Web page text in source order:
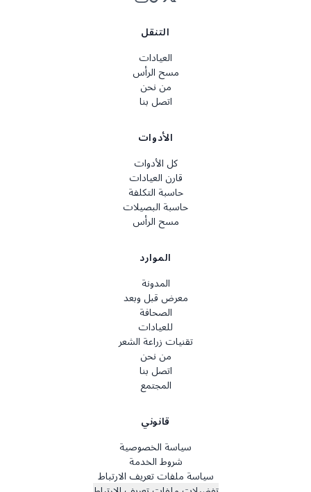
التنقل
العيادات
مسح الرأس
من نحن
اتصل بنا
الأدوات
كل الأدوات
قارن العيادات
حاسبة التكلفة
حاسبة البصيلات
مسح الرأس
الموارد
المدونة
معرض قبل وبعد
الصحافة
للعيادات
تقنيات زراعة الشعر
من نحن
اتصل بنا
المجتمع
قانوني
سياسة الخصوصية
شروط الخدمة
سياسة ملفات تعريف الارتباط